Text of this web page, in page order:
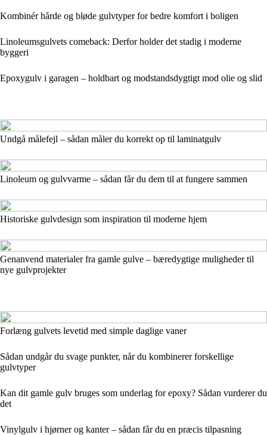
Kombinér hårde og bløde gulvtyper for bedre komfort i boligen
Linoleumsgulvets comeback: Derfor holder det stadig i moderne
byggeri
Epoxygulv i garagen – holdbart og modstandsdygtigt mod olie og slid
Undgå målefejl – sådan måler du korrekt op til laminatgulv
Linoleum og gulvvarme – sådan får du dem til at fungere sammen
Historiske gulvdesign som inspiration til moderne hjem
Genanvend materialer fra gamle gulve – bæredygtige muligheder til
nye gulvprojekter
Forlæng gulvets levetid med simple daglige vaner
Sådan undgår du svage punkter, når du kombinerer forskellige
gulvtyper
Kan dit gamle gulv bruges som underlag for epoxy? Sådan vurderer du
det
Vinylgulv i hjørner og kanter – sådan får du en præcis tilpasning